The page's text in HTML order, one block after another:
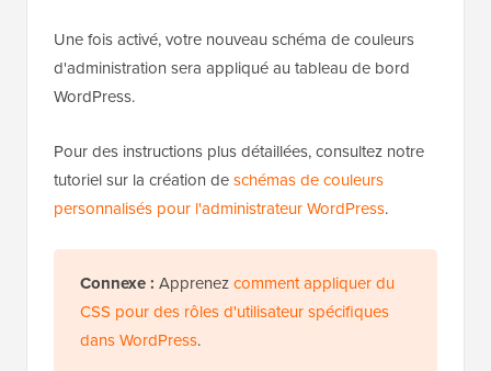
Une fois activé, votre nouveau schéma de couleurs
d'administration sera appliqué au tableau de bord
WordPress.
Pour des instructions plus détaillées, consultez notre
tutoriel sur la création deschémas de couleurs
personnalisés pour l'administrateur WordPress.
Connexe : Apprenezcomment appliquer du
CSS pour des rôles d'utilisateur spécifiques
dans WordPress.